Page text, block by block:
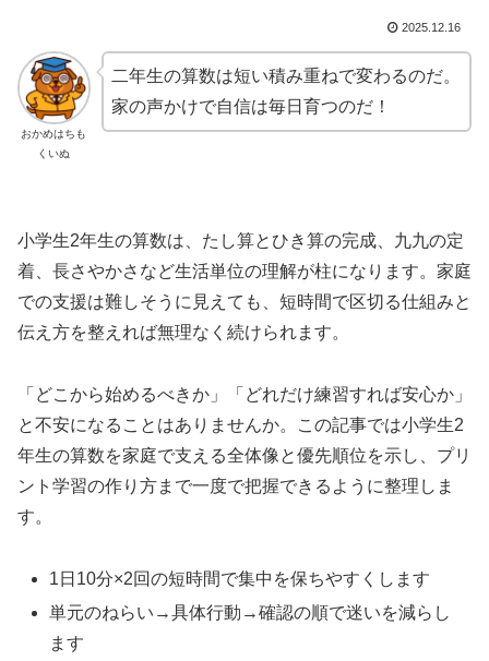
2025.12.16
おかめはちも
くいぬ
二年生の算数は短い積み重ねで変わるのだ。
家の声かけで自信は毎日育つのだ！
小学生2年生の算数は、たし算とひき算の完成、九九の定
着、長さやかさなど生活単位の理解が柱になります。家庭
での支援は難しそうに見えても、短時間で区切る仕組みと
伝え方を整えれば無理なく続けられます。
「どこから始めるべきか」「どれだけ練習すれば安心か」
と不安になることはありませんか。この記事では小学生2
年生の算数を家庭で支える全体像と優先順位を示し、プリ
ント学習の作り方まで一度で把握できるように整理しま
す。
1日10分×2回の短時間で集中を保ちやすくします
単元のねらい→具体行動→確認の順で迷いを減らし
ます